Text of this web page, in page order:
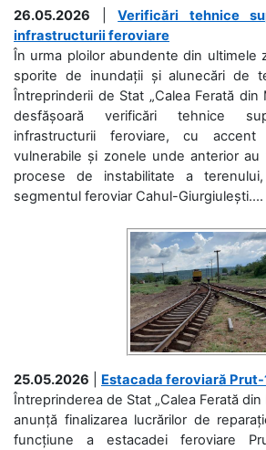
26.05.2026 |Verificări tehnice
infrastructurii feroviare
În urma ploilor abundente din ultimele
sporite de inundații și alunecări de
Întreprinderii de Stat „Calea Ferată din
desfășoară verificări tehnice
infrastructurii feroviare, cu
vulnerabile și zonele unde anterior au
procese de instabilitate a
segmentul feroviar Cahul-Giurgiulești....
25.05.2026
Estacada feroviară Prut-
Întreprinderea de Stat „Calea Ferată din
anunță finalizarea lucrărilor de
funcțiune a estacadei feroviare